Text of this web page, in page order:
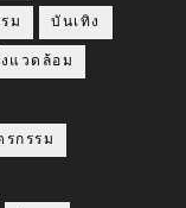
ม บันเทิง
แวดล้อม
รกรรม